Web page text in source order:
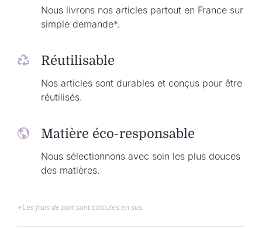
Nous livrons nos articles partout en France sur
simple demande*.
Réutilisable
Nos articles sont durables et conçus pour être
réutilisés.
Matière éco-responsable
Nous sélectionnons avec soin les plus douces
des matières.
*Les frais de port sont calculés en sus.